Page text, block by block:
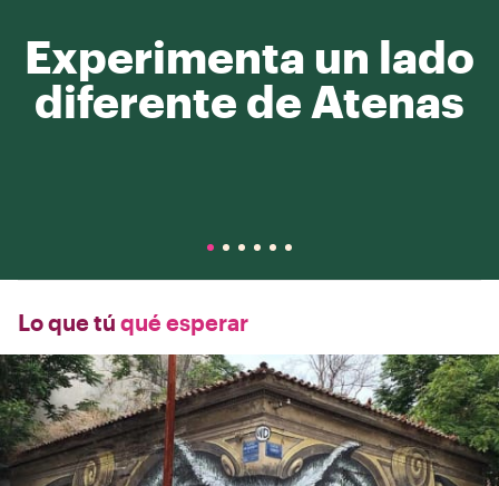
Experimenta un lado
diferente de Atenas
Lo que tú qué esperar